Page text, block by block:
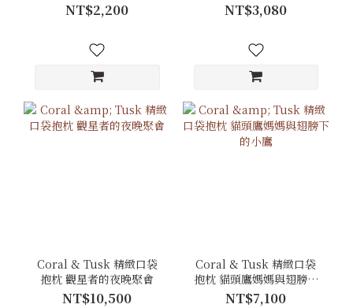
NT$2,200 NT$3,080
Coral & Tusk 精緻口袋
抱枕 觀星者的夜晚聚會
NT$10,500
Coral & Tusk 精緻口袋
抱枕 貓頭鷹媽媽與翅膀下
的小鷹
NT$7,100